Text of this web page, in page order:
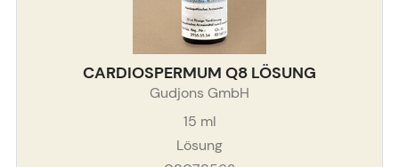
CARDIOSPERMUM Q8 LÖSUNG
Gudjons GmbH
15 ml
Lösung